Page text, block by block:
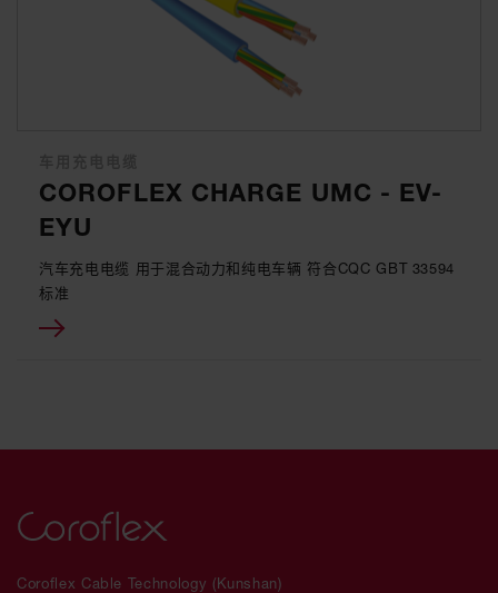
COROFLEX CHARGE UMC - EV-
EYU
汽车充电电缆 用于混合动力和纯电车辆 符合CQC GBT 33594
标准
Coroflex Cable Technology (Kunshan)